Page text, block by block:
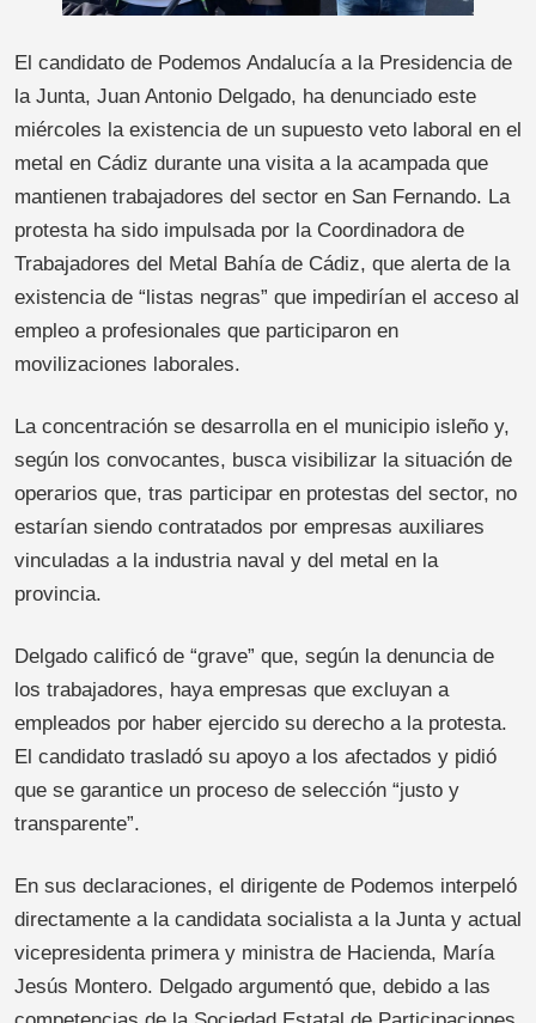
El candidato de Podemos Andalucía a la Presidencia de
la Junta, Juan Antonio Delgado, ha denunciado este
miércoles la existencia de un supuesto veto laboral en el
metal en Cádiz durante una visita a la acampada que
mantienen trabajadores del sector en San Fernando. La
protesta ha sido impulsada por la Coordinadora de
Trabajadores del Metal Bahía de Cádiz, que alerta de la
existencia de “listas negras” que impedirían el acceso al
empleo a profesionales que participaron en
movilizaciones laborales.
La concentración se desarrolla en el municipio isleño y,
según los convocantes, busca visibilizar la situación de
operarios que, tras participar en protestas del sector, no
estarían siendo contratados por empresas auxiliares
vinculadas a la industria naval y del metal en la
provincia.
Delgado calificó de “grave” que, según la denuncia de
los trabajadores, haya empresas que excluyan a
empleados por haber ejercido su derecho a la protesta.
El candidato trasladó su apoyo a los afectados y pidió
que se garantice un proceso de selección “justo y
transparente”.
En sus declaraciones, el dirigente de Podemos interpeló
directamente a la candidata socialista a la Junta y actual
vicepresidenta primera y ministra de Hacienda, María
Jesús Montero. Delgado argumentó que, debido a las